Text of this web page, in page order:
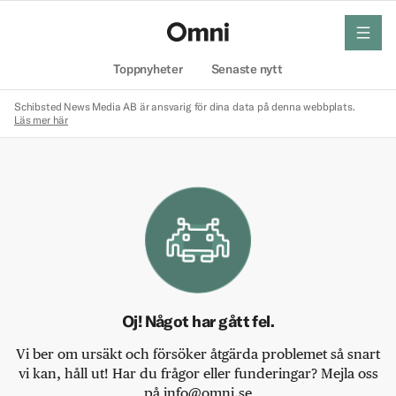
Toppnyheter Senaste nytt
meny
Schibsted News Media AB är ansvarig för dina data på denna webbplats.
Läs mer här
Oj! Något har gått fel.
Vi ber om ursäkt och försöker åtgärda problemet så snart
vi kan, håll ut! Har du frågor eller funderingar? Mejla oss